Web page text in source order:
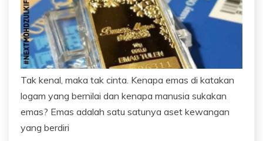
Tak kenal, maka tak cinta. Kenapa emas di katakan
logam yang bernilai dan kenapa manusia sukakan
emas? Emas adalah satu satunya aset kewangan
yang berdiri